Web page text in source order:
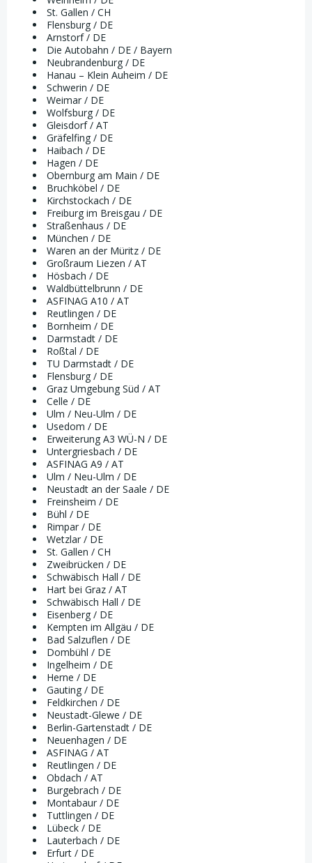
St. Gallen / CH
Flensburg / DE
Arnstorf / DE
Die Autobahn / DE / Bayern
Neubrandenburg / DE
Hanau – Klein Auheim / DE
Schwerin / DE
Weimar / DE
Wolfsburg / DE
Gleisdorf / AT
Gräfelfing / DE
Haibach / DE
Hagen / DE
Obernburg am Main / DE
Bruchköbel / DE
Kirchstockach / DE
Freiburg im Breisgau / DE
Straßenhaus / DE
München / DE
Waren an der Müritz / DE
Großraum Liezen / AT
Hösbach / DE
Waldbüttelbrunn / DE
ASFINAG A10 / AT
Reutlingen / DE
Bornheim / DE
Darmstadt / DE
Roßtal / DE
TU Darmstadt / DE
Flensburg / DE
Graz Umgebung Süd / AT
Celle / DE
Ulm / Neu-Ulm / DE
Usedom / DE
Erweiterung A3 WÜ-N / DE
Untergriesbach / DE
ASFINAG A9 / AT
Ulm / Neu-Ulm / DE
Neustadt an der Saale / DE
Freinsheim / DE
Bühl / DE
Rimpar / DE
Wetzlar / DE
St. Gallen / CH
Zweibrücken / DE
Schwäbisch Hall / DE
Hart bei Graz / AT
Schwäbisch Hall / DE
Eisenberg / DE
Kempten im Allgäu / DE
Bad Salzuflen / DE
Dombühl / DE
Ingelheim / DE
Herne / DE
Gauting / DE
Feldkirchen / DE
Neustadt-Glewe / DE
Berlin-Gartenstadt / DE
Neuenhagen / DE
ASFINAG / AT
Reutlingen / DE
Obdach / AT
Burgebrach / DE
Montabaur / DE
Tuttlingen / DE
Lübeck / DE
Lauterbach / DE
Erfurt / DE